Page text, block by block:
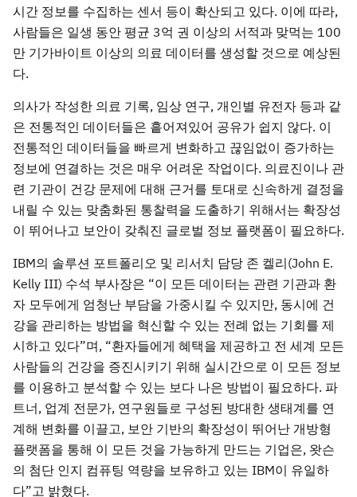
시간 정보를 수집하는 센서 등이 확산되고 있다. 이에 따라,
사람들은 일생 동안 평균 3억 권 이상의 서적과 맞먹는 100
만 기가바이트 이상의 의료 데이터를 생성할 것으로 예상된
다.
의사가 작성한 의료 기록, 임상 연구, 개인별 유전자 등과 같
은 전통적인 데이터들은 흩어져있어 공유가 쉽지 않다. 이
전통적인 데이터들을 빠르게 변화하고 끊임없이 증가하는
정보에 연결하는 것은 매우 어려운 작업이다. 의료진이나 관
련 기관이 건강 문제에 대해 근거를 토대로 신속하게 결정을
내릴 수 있는 맞춤화된 통찰력을 도출하기 위해서는 확장성
이 뛰어나고 보안이 갖춰진 글로벌 정보 플랫폼이 필요하다.
IBM의 솔루션 포트폴리오 및 리서치 담당 존 켈리(John E.
Kelly III) 수석 부사장은 “이 모든 데이터는 관련 기관과 환
자 모두에게 엄청난 부담을 가중시킬 수 있지만, 동시에 건
강을 관리하는 방법을 혁신할 수 있는 전례 없는 기회를 제
시하고 있다”며, “환자들에게 혜택을 제공하고 전 세계 모든
사람들의 건강을 증진시키기 위해 실시간으로 이 모든 정보
를 이용하고 분석할 수 있는 보다 나은 방법이 필요하다. 파
트너, 업계 전문가, 연구원들로 구성된 방대한 생태계를 연
계해 변화를 이끌고, 보안 기반의 확장성이 뛰어난 개방형
플랫폼을 통해 이 모든 것을 가능하게 만드는 기업은, 왓슨
의 첨단 인지 컴퓨팅 역량을 보유하고 있는 IBM이 유일하
다”고 밝혔다.